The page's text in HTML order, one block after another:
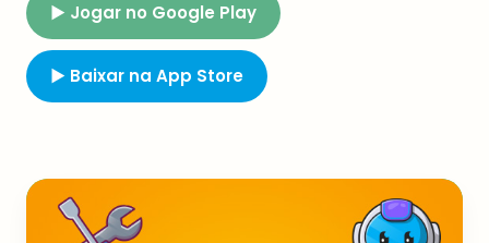
▶ Jogar no Google Play
▶ Baixar na App Store